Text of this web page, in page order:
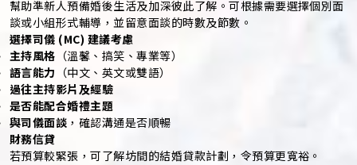
幫助準新人預備婚後生活及加深彼此了解。可根據需要選擇個別面
談或小組形式輔導，並留意面談的時數及節數。
選擇司儀 (MC) 建議考慮
主持風格 （溫馨、搞笑、專業等）
語言能力 （中文、英文或雙語）
過往主持影片及經驗
是否能配合婚禮主題
與司儀面談 ，確認溝通是否順暢
財務信貸
若預算較緊張，可了解坊間的結婚貸款計劃，令預算更寬裕。